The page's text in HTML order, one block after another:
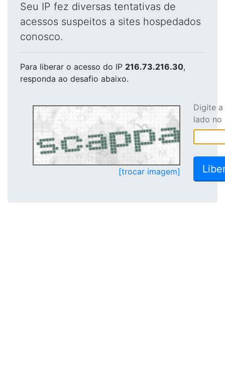
Seu IP fez diversas tentativas de
acessos suspeitos a sites hospedados
conosco.
Para liberar o acesso do IP 216.73.216.30,
responda ao desafio abaixo.
[trocar imagem]
Digite
lado no